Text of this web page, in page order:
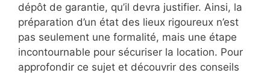
dépôt de garantie, qu’il devra justifier. Ainsi, la
préparation d’un état des lieux rigoureux n’est
pas seulement une formalité, mais une étape
incontournable pour sécuriser la location. Pour
approfondir ce sujet et découvrir des conseils